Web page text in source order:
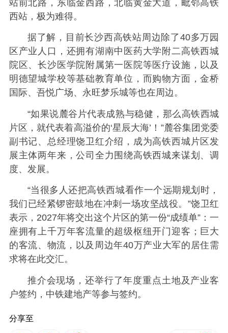
站前北路，东临金西路，北临黄金大道，毗邻高铁
西站，极为难得。
据了解，目前长沙西高铁站周边除了40多万园
区产业人口，还拥有湖南中医药大学附二高铁西城
院区、长沙医学院附属第一医院等医疗设施，以及
明德望城学校等基础教育单位，而购物方面，金桥
国际、吾悦广场、永旺梦乐城等也在周边。
“如果说麓谷片代表成熟与稳健，那么高铁西城
片区，就代表着高溢价的‘星辰大海’！”麓谷集团党委
副书记、总经理饶卫红介绍，成为高铁西城片区发
展主体两年来，公司全力围绕高铁西城来谋划、调
度、发展。
“当很多人还把高铁西城看作一个远期规划时，
我们已经紧锣密鼓地在冲刺一场攻坚战役。”饶卫红
表示，2027年将交出这个片区的第一份“成绩单”：一
座拥有上千万年客流量的超级枢纽开门迎客；巨大
的客流、物流，以及周边年40万产业大军的居住需
求将在此交汇。
推介会现场，还举行了年度重点土地及产业客
户签约，中铁建地产等参与签约。
分享至